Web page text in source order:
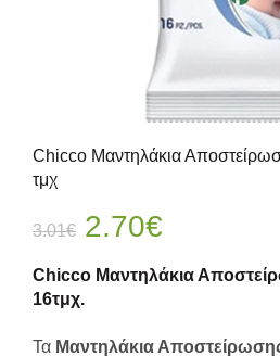
Chicco Μαντηλάκια
τμχ
3.01€ Original
price
2.70€
Chicco Μαντηλάκια
16τμχ.
Τα Μαντηλάκια